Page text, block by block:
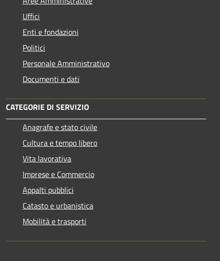
Uffici
Enti e fondazioni
Politici
Personale Amministrativo
Documenti e dati
CATEGORIE DI SERVIZIO
Anagrafe e stato civile
Cultura e tempo libero
Vita lavorativa
Imprese e Commercio
Appalti pubblici
Catasto e urbanistica
Mobilità e trasporti